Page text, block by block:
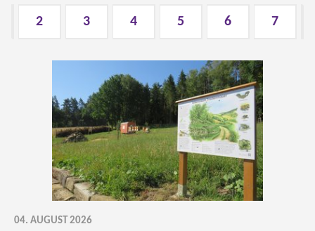
12 3 4 5 6 7
04. AUGUST 2026